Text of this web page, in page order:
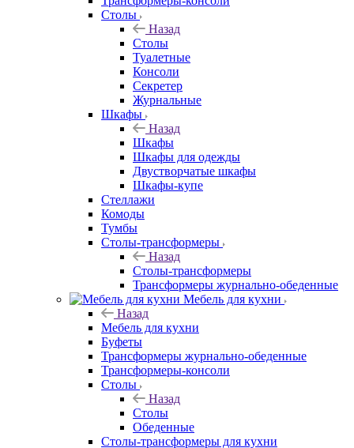
Столы
Назад
Столы
Туалетные
Консоли
Секретер
Журнальные
Шкафы
Назад
Шкафы
Шкафы для одежды
Двустворчатые шкафы
Шкафы-купе
Стеллажи
Комоды
Тумбы
Столы-трансформеры
Назад
Столы-трансформеры
Трансформеры журнально-обеденные
Мебель для кухни
Назад
Мебель для кухни
Буфеты
Трансформеры журнально-обеденные
Трансформеры-консоли
Столы
Назад
Столы
Обеденные
Столы-трансформеры для кухни